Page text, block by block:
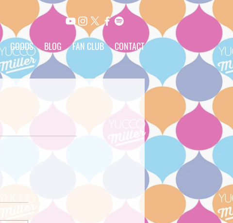
GOODS BLOG FAN CLUB CONTACT